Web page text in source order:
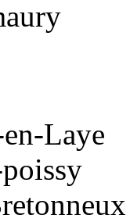
Laye